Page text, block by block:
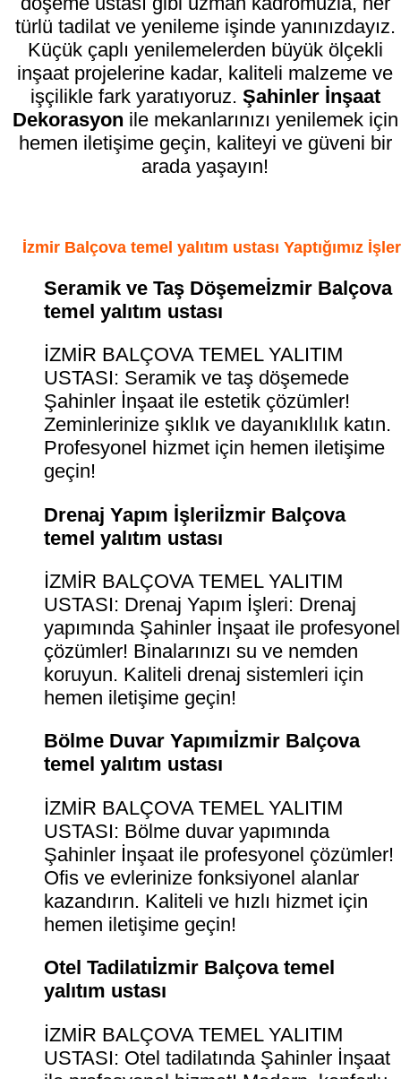
türlü tadilat ve yenileme işinde yanınızdayız.
Küçük çaplı yenilemelerden büyük ölçekli
inşaat projelerine kadar, kaliteli malzeme ve
işçilikle fark yaratıyoruz. Şahinler İnşaat
Dekorasyon ile mekanlarınızı yenilemek için
hemen iletişime geçin, kaliteyi ve güveni bir
arada yaşayın!
İzmir Balçova temel yalıtım ustası Yaptığımız İşler
Seramik ve Taş Döşemeİzmir Balçova
temel yalıtım ustası
İZMİR BALÇOVA TEMEL YALITIM
USTASI: Seramik ve taş döşemede
Şahinler İnşaat ile estetik çözümler!
Zeminlerinize şıklık ve dayanıklılık katın.
Profesyonel hizmet için hemen iletişime
geçin!
Drenaj Yapım İşleriİzmir Balçova
temel yalıtım ustası
İZMİR BALÇOVA TEMEL YALITIM
USTASI: Drenaj Yapım İşleri: Drenaj
yapımında Şahinler İnşaat ile profesyonel
çözümler! Binalarınızı su ve nemden
koruyun. Kaliteli drenaj sistemleri için
hemen iletişime geçin!
Bölme Duvar Yapımıİzmir Balçova
temel yalıtım ustası
İZMİR BALÇOVA TEMEL YALITIM
USTASI: Bölme duvar yapımında
Şahinler İnşaat ile profesyonel çözümler!
Ofis ve evlerinize fonksiyonel alanlar
kazandırın. Kaliteli ve hızlı hizmet için
hemen iletişime geçin!
Otel Tadilatıİzmir Balçova temel
yalıtım ustası
İZMİR BALÇOVA TEMEL YALITIM
USTASI: Otel tadilatında Şahinler İnşaat